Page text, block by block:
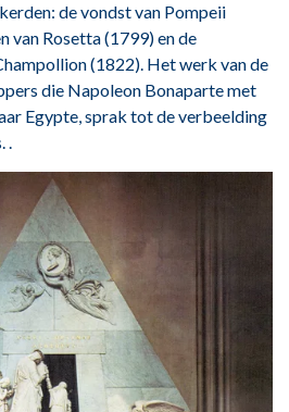
de vondst van Pompeii
van Rosetta (1799) en de
(1822). Het werk van de
die Napoleon Bonaparte met
Egypte, sprak tot de verbeelding
.